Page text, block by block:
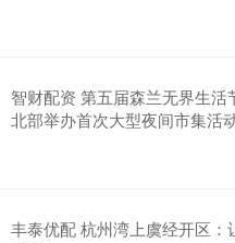
智财配资 第五届森兰无界生活
北部举办首次大型夜间市集活
丰泰优配 杭州湾上虞经开区：